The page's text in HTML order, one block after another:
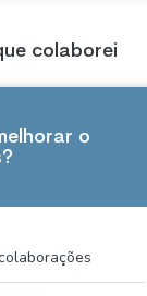
colaborei
o